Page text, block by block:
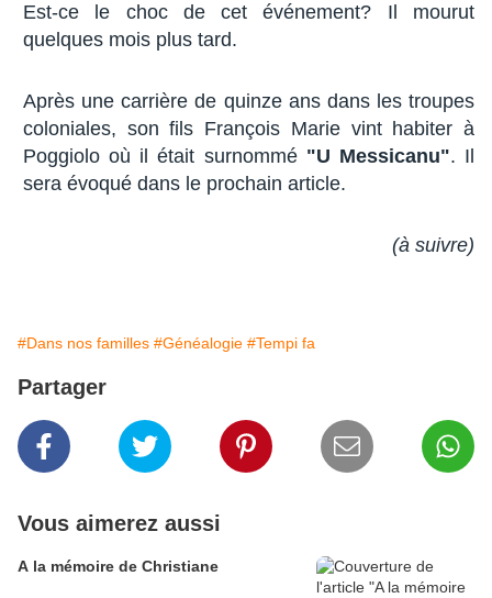
Est-ce le choc de cet événement? Il mourut
quelques mois plus tard.
Après une carrière de quinze ans dans les troupes
coloniales, son fils François Marie vint habiter à
Poggiolo où il était surnommé "U Messicanu". Il
sera évoqué dans le prochain article.
(à suivre)
#Dans nos familles #Généalogie #Tempi fa
Partager
Vous aimerez aussi
A la mémoire de Christiane